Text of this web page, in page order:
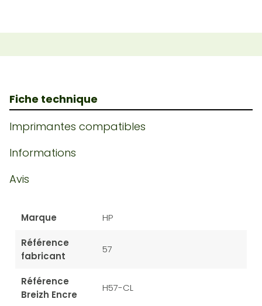
Fiche technique
Imprimantes compatibles
Informations
Avis
Marque HP
Référence
fabricant
57
Référence
Breizh Encre
H57-CL